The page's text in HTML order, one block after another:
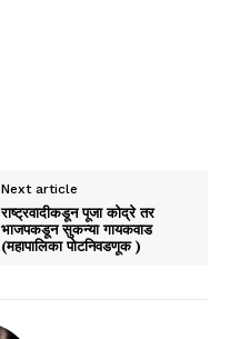
Next article
राष्ट्रवादीकडून पूजा कोद्रे तर
भाजपकडून सुकन्या गायकवाड
(महापालिका पोटनिवडणूक )